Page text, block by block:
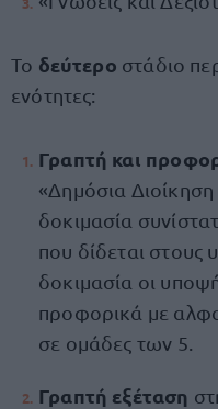
Το δεύτερο στάδιο
ενότητες:
Γραπτή και
«Δημόσια
δοκιμασία
που δίδεται
δοκιμασία οι
προφορικά με
σε ομάδες των 5.
Γραπτή εξέταση